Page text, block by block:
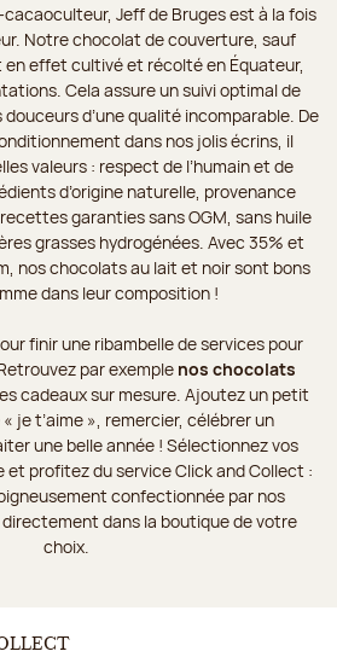
Jeff de Bruges est à la fois
Notre chocolat de couverture, sauf
effet cultivé et récolté en Équateur,
Cela assure un suivi optimal de
d’une qualité incomparable. De
dans nos jolis écrins, il
valeurs : respect de l’humain et de
d’origine naturelle, provenance
garanties sans OGM, sans huile
grasses hydrogénées. Avec 35% et
nos chocolats au lait et noir sont bons
dans leur composition !
finir une ribambelle de services pour
par exemple nos chocolats
cadeaux sur mesure. Ajoutez un petit
je t’aime », remercier, célébrer un
une belle année ! Sélectionnez vos
profitez du service Click and Collect :
confectionnée par nos
dans la boutique de votre
choix.